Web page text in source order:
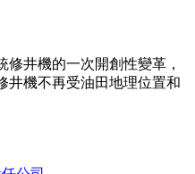
井機的一次開創性變革，
井機不再受油田地理位置和